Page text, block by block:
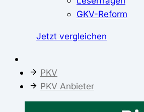
GKV-Reform
Jetzt vergleichen
PKV
PKV Anbieter